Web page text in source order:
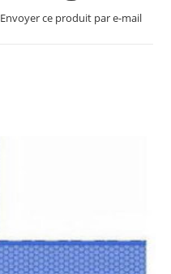
Envoyer ce produit par e-mail